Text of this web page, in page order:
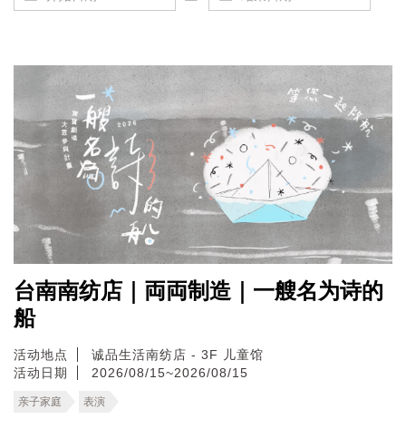
台南南纺店｜両両制造｜一艘名为诗的
船
活动地点
诚品生活南纺店 - 3F 儿童馆
活动日期
2026/08/15~2026/08/15
亲子家庭 表演